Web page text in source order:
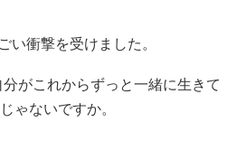
す
衝撃を受けました。
がこれからずっと一緒に生きて
ゃないですか。